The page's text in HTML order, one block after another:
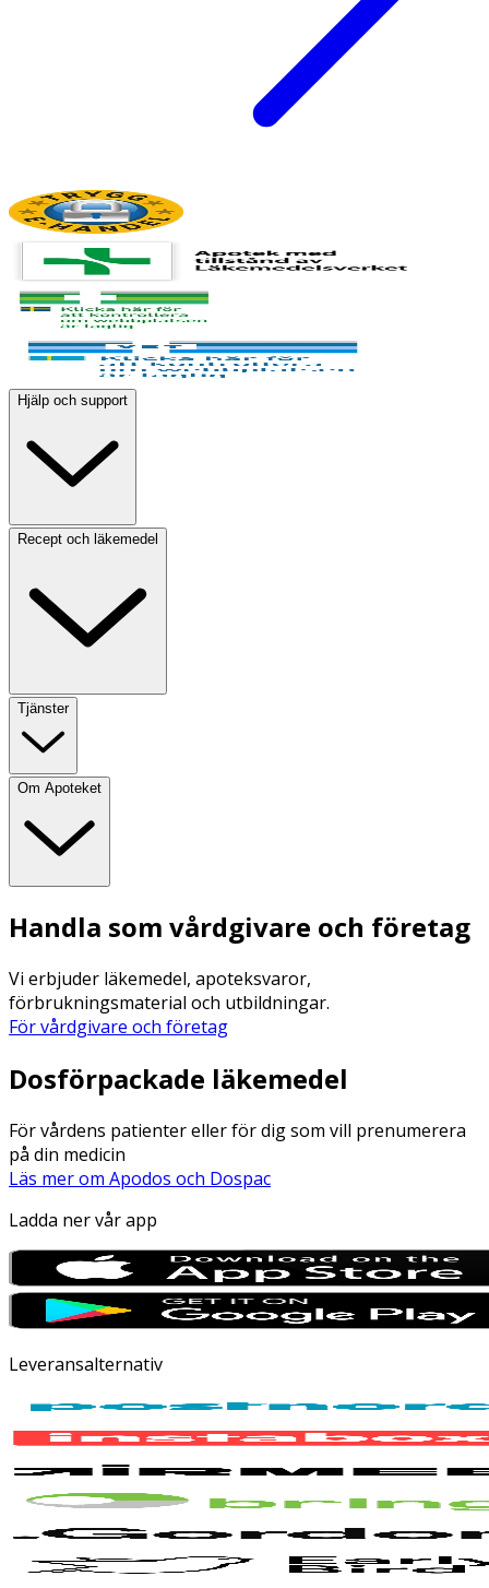
Hjälp och support
Recept och läkemedel
Tjänster
Om Apoteket
Handla som vårdgivare och företag
Vi erbjuder läkemedel, apoteksvaror,
förbrukningsmaterial och utbildningar.
För vårdgivare och företag
Dosförpackade läkemedel
För vårdens patienter eller för dig som vill prenumerera
på din medicin
Läs mer om Apodos och Dospac
Ladda ner vår app
Leveransalternativ